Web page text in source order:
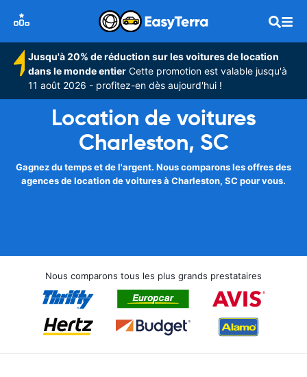
Jusqu'à 20% de réduction sur les voitures de location
dans le monde entier Cette promotion est valable jusqu'à
11 août 2026 - profitez-en dès aujourd'hui !
Location de voitures
Charleston, SC
Gagnez du temps et de l'argent. Nous comparons les offres des
agences de location de voitures à Charleston, SC pour vous.
Nous comparons tous les plus grands prestataires